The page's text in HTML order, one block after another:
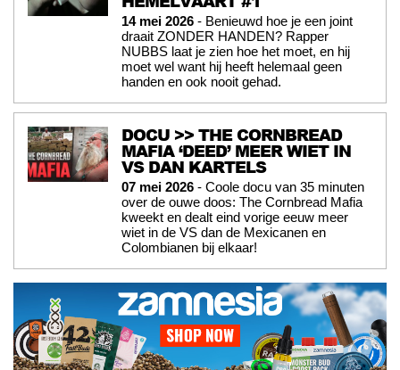
14 mei 2026 - Benieuwd hoe je een joint
draait ZONDER HANDEN? Rapper
NUBBS laat je zien hoe het moet, en hij
moet wel want hij heeft helemaal geen
handen en ook nooit gehad.
DOCU >> THE CORNBREAD
MAFIA ‘DEED’ MEER WIET IN
VS DAN KARTELS
07 mei 2026 - Coole docu van 35 minuten
over de ouwe doos: The Cornbread Mafia
kweekt en dealt eind vorige eeuw meer
wiet in de VS dan de Mexicanen en
Colombianen bij elkaar!